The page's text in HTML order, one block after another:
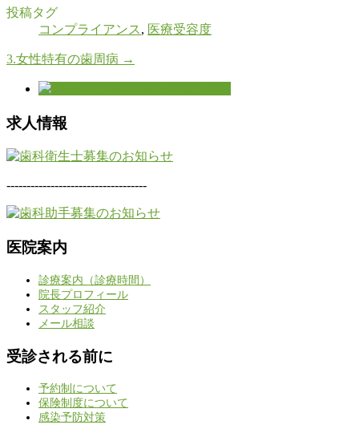
投稿タグ
コンプライアンス, 医療受容度
3.女性特有の歯周病 →
求人情報
-----------------------------------
医院案内
診療案内（診療時間）
院長プロフィール
スタッフ紹介
メール相談
受診される前に
予約制について
保険制度について
感染予防対策